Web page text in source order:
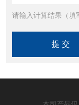
请输入计算结果（填